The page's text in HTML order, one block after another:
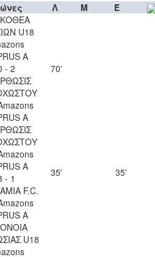
Λ Μ
Έ
U18
A
- 2
A
70'
A
- 1
F.C.
A
35' 35'
U18